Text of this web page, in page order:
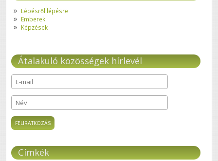
Lépésről lépésre
Emberek
Képzések
Átalakuló közösségek hírlevél
E-mail*
Név
Címkék